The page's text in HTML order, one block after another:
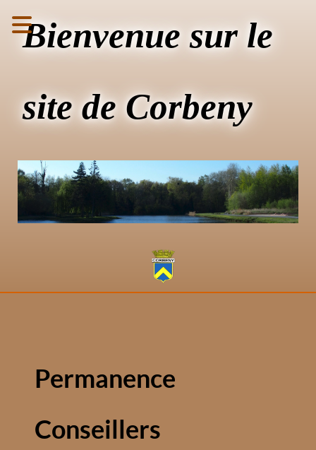
Bienvenue sur le
site de Corbeny
Permanence
Conseillers